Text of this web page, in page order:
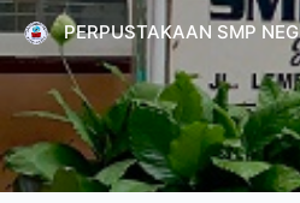
PERPUSTAKAAN SMP